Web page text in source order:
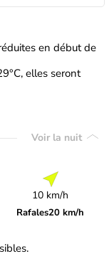
en début de
elles seront
Voir la nuit
10 km/h
Rafales20 km/h